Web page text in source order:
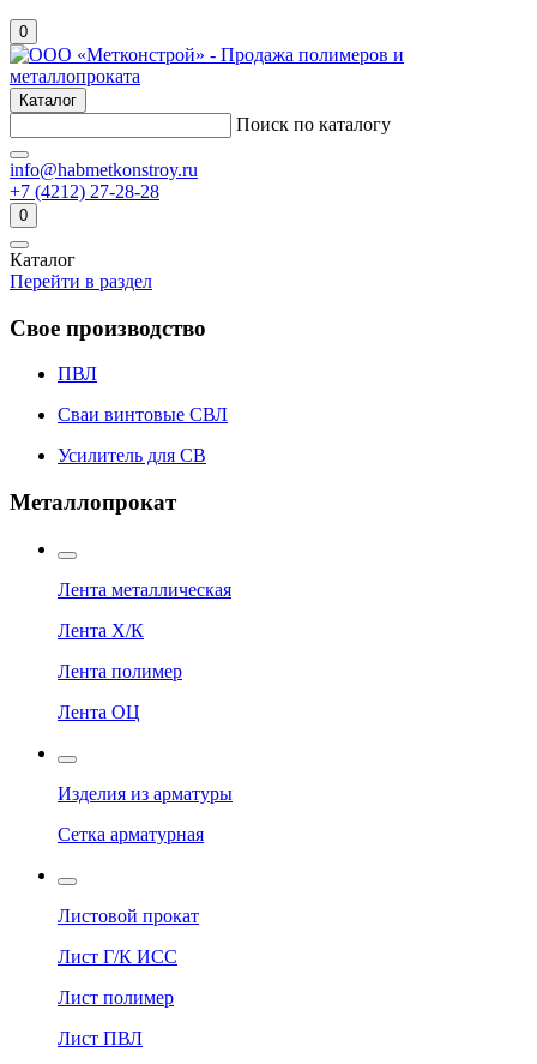
0
Каталог
Поиск по каталогу
info@habmetkonstroy.ru
+7 (4212) 27-28-28
0
Каталог
Перейти в раздел
Свое производство
ПВЛ
Сваи винтовые СВЛ
Усилитель для СВ
Металлопрокат
Лента металлическая
Лента Х/К
Лента полимер
Лента ОЦ
Изделия из арматуры
Сетка арматурная
Листовой прокат
Лист Г/К ИСС
Лист полимер
Лист ПВЛ